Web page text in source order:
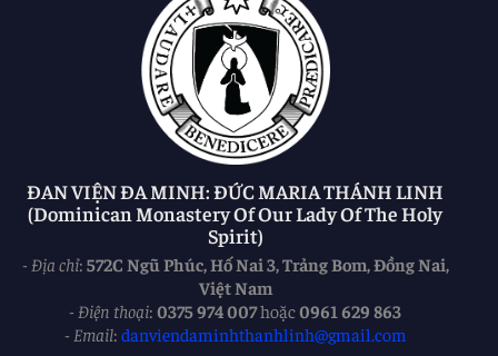
ĐAN VIỆN ĐA MINH: ĐỨC MARIA THÁNH LINH
(Dominican Monastery Of Our Lady Of The Holy
Spirit)
- Địa chỉ: 572C Ngũ Phúc, Hố Nai 3, Trảng Bom, Đồng Nai,
Việt Nam
- Điện thoại: 0375 974 007hoặc0961 629 863
- Email: danviendaminhthanhlinh@gmail.com